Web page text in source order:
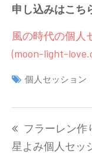
申し込みはこち
風の時代の個人
(moon-light-
個人セッション
稿
ナ
フラーレン作
星よみ個人セッ